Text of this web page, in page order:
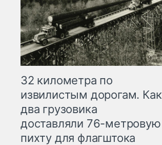
32 километра по
извилистым дорогам. Как
два грузовика
доставляли 76-метровую
пихту для флагштока